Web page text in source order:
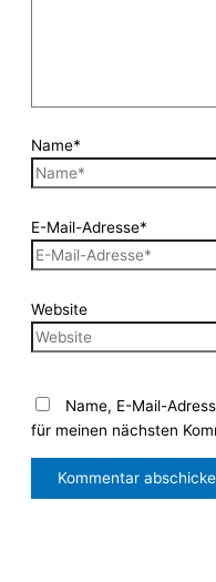
Name*
E-Mail-Adresse*
Website
Name, E-Mail-
für meinen nächsten